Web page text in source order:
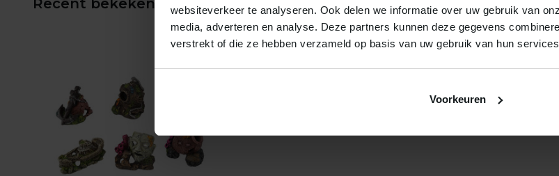
websiteverkeer te analyseren. Ook delen we informatie over uw gebruik van
media, adverteren en analyse. Deze partners kunnen deze gegevens
verstrekt of die ze hebben verzameld op basis van uw gebruik van hun
Voorkeuren
Recent bekeken